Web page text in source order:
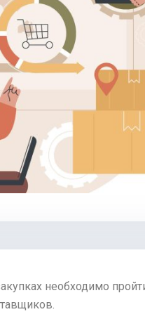
необходимо